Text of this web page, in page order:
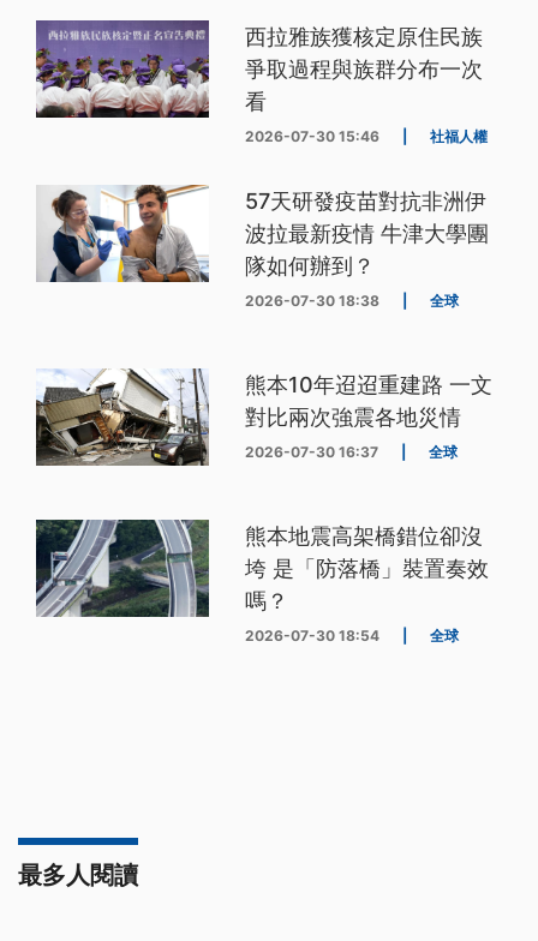
西拉雅族獲核定原住民族
爭取過程與族群分布一次
看
2026-07-30 15:46 社福人權
57天研發疫苗對抗非洲伊
波拉最新疫情 牛津大學團
隊如何辦到？
2026-07-30 18:38 全球
熊本10年迢迢重建路 一文
對比兩次強震各地災情
2026-07-30 16:37 全球
熊本地震高架橋錯位卻沒
垮 是「防落橋」裝置奏效
嗎？
2026-07-30 18:54 全球
最多人閱讀